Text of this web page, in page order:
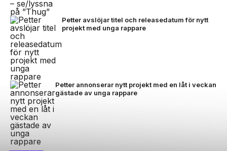
Petter avslöjar titel och releasedatum för nytt
projekt med unga rappare
Petter annonserar nytt projekt med en låt i veckan
gästade av unga rappare